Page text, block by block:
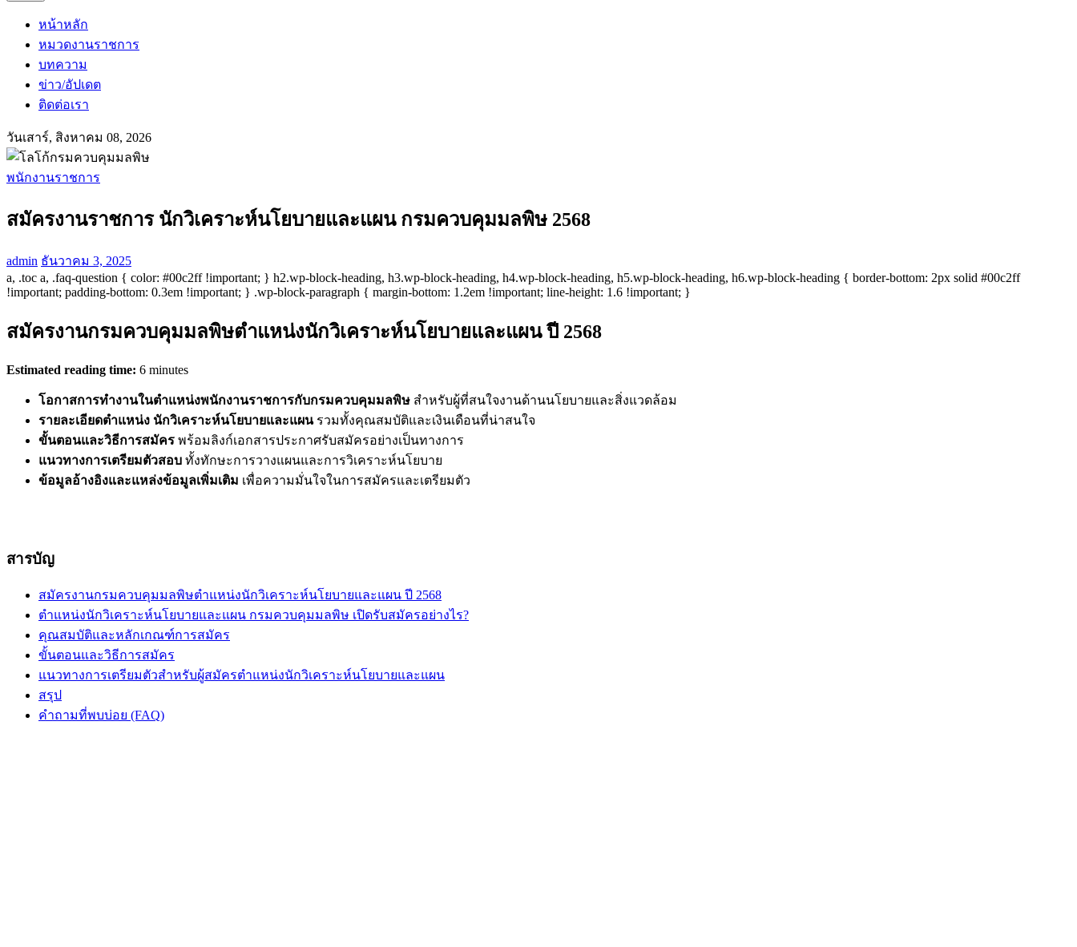
หน้าหลัก
หมวดงานราชการ
บทความ
ข่าว/อัปเดต
ติดต่อเรา
วันเสาร์, สิงหาคม 08, 2026
พนักงานราชการ
สมัครงานราชการ นักวิเคราะห์นโยบายและแผน กรมควบคุมมลพิษ 2568
admin ธันวาคม 3, 2025
a, .toc a, .faq-question { color: #00c2ff !important; } h2.wp-block-heading, h3.wp-block-heading, h4.wp-block-heading, h5.wp-block-heading, h6.wp-block-heading { border-bottom: 2px solid #00c2ff
!important; padding-bottom: 0.3em !important; } .wp-block-paragraph { margin-bottom: 1.2em !important; line-height: 1.6 !important; }
สมัครงานกรมควบคุมมลพิษตำแหน่งนักวิเคราะห์นโยบายและแผน ปี 2568
Estimated reading time: 6 minutes
โอกาสการทำงานในตำแหน่งพนักงานราชการกับกรมควบคุมมลพิษ สำหรับผู้ที่สนใจงานด้านนโยบายและสิ่งแวดล้อม
รายละเอียดตำแหน่ง นักวิเคราะห์นโยบายและแผนรวมทั้งคุณสมบัติและเงินเดือนที่น่าสนใจ
ขั้นตอนและวิธีการสมัคร พร้อมลิงก์เอกสารประกาศรับสมัครอย่างเป็นทางการ
แนวทางการเตรียมตัวสอบ ทั้งทักษะการวางแผนและการวิเคราะห์นโยบาย
ข้อมูลอ้างอิงและแหล่งข้อมูลเพิ่มเติม เพื่อความมั่นใจในการสมัครและเตรียมตัว
สารบัญ
สมัครงานกรมควบคุมมลพิษตำแหน่งนักวิเคราะห์นโยบายและแผน ปี 2568
ตำแหน่งนักวิเคราะห์นโยบายและแผน กรมควบคุมมลพิษ เปิดรับสมัครอย่างไร?
คุณสมบัติและหลักเกณฑ์การสมัคร
ขั้นตอนและวิธีการสมัคร
แนวทางการเตรียมตัวสำหรับผู้สมัครตำแหน่งนักวิเคราะห์นโยบายและแผน
สรุป
คำถามที่พบบ่อย (FAQ)